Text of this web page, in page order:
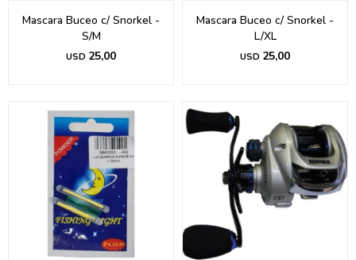
Mascara Buceo c/ Snorkel -
S/M
USD 25,00
Mascara Buceo c/ Snorkel -
L/XL
USD 25,00